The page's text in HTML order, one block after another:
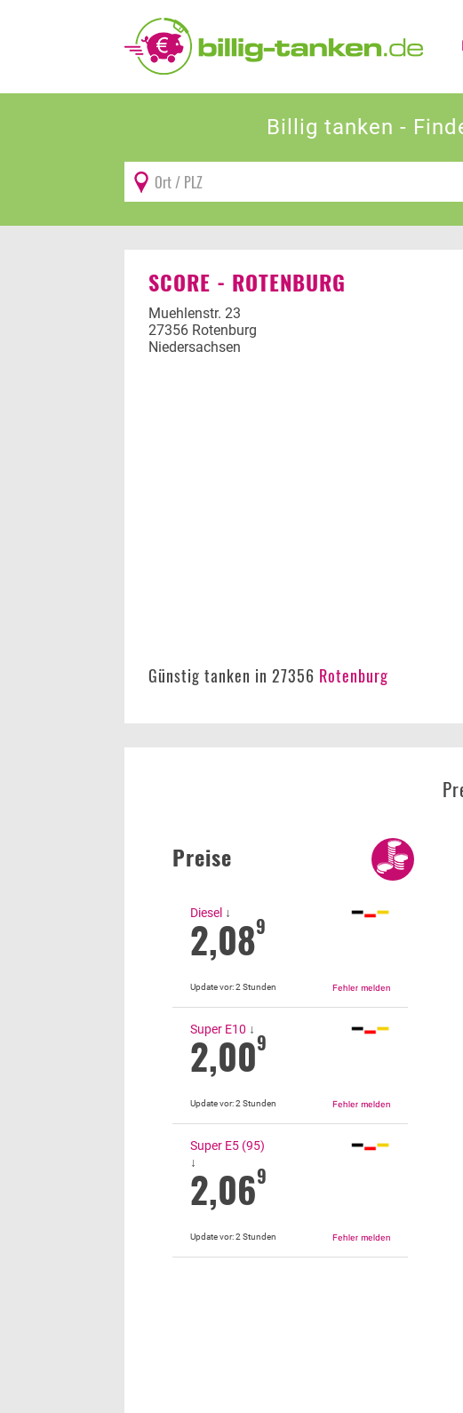
Persönliche Einstellungen
Bevorzugter Kraftstoff
Super E10
Suchen
Umkreis (km)
Billig tanken -
SCORE - ROTENBURG
Muehlenstr. 23
27356 Rotenburg
Niedersachsen
Günstig tanken in 27356 Rotenburg
Preise
Diesel ↓
2,089
Update vor:2 Stunden
Super E10 ↓
2,009
Update vor:2 Stunden
Super E5 (95)
↓
2,069
Update vor:2 Stunden